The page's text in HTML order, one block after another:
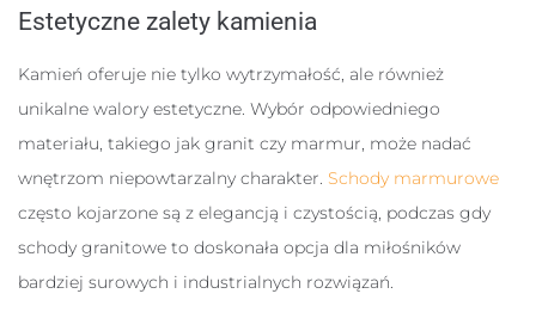
Estetyczne zalety kamienia
Kamień oferuje nie tylko wytrzymałość, ale również
unikalne walory estetyczne. Wybór odpowiedniego
materiału, takiego jak granit czy marmur, może nadać
wnętrzom niepowtarzalny charakter. Schody marmurowe
często kojarzone są z elegancją i czystością, podczas gdy
schody granitowe to doskonała opcja dla miłośników
bardziej surowych i industrialnych rozwiązań.